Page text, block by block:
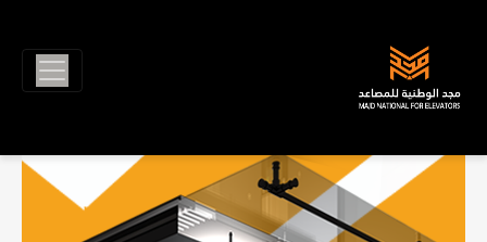
الوسم:
لماذا يعتبر اختيار المصعد المناسب حجر
الأساس في نجاح مشروعك العقاري؟